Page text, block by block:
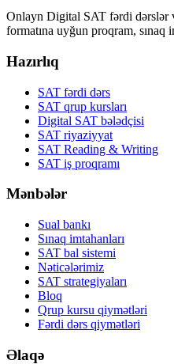
Onlayn Digital SAT fərdi dərslər
formatına uyğun proqram, sınaq
Hazırlıq
SAT fərdi dərs
SAT qrup kursları
Digital SAT bələdçisi
SAT riyaziyyat
SAT Reading & Writing
SAT iş proqramı
Mənbələr
Sual bankı
Sınaq imtahanları
SAT bal sistemi
Nəticələrimiz
SAT strategiyaları
Bloq
Qrup kursu qiymətləri
Fərdi dərs qiymətləri
Əlaqə